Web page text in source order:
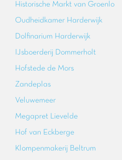
Historische Markt van Groenlo
Oudheidkamer Harderwijk
Dolfinarium Harderwijk
IJsboerderij Dommerholt
Hofstede de Mors
Zandeplas
Veluwemeer
Megapret Lievelde
Hof van Eckberge
Klompenmakerij Beltrum